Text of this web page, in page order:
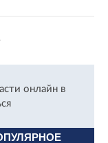
онлайн в